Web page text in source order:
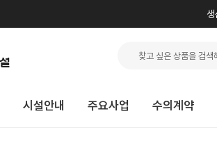
시설안내 주요사업 수의계약